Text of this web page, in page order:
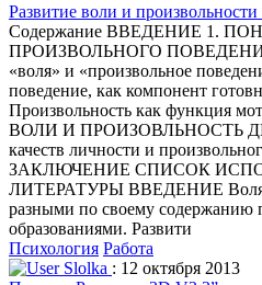
Развитие воли и произвольности
Содержание ВВЕДЕНИЕ 1.
ПРОИЗВОЛЬНОГО ПОВЕДЕНИЯ
«воля» и «произвольное
поведение, как компонент
Произвольность как функция
ВОЛИ И ПРОИЗОВЛЬНОСТЬ
качеств личности и
ЗАКЛЮЧЕНИЕ СПИСОК
ЛИТЕРАТУРЫ ВВЕДЕНИЕ Воля и
разными по своему содержанию
образованиями. Развити
Психология Работа
Slolka : 12 октября 2013